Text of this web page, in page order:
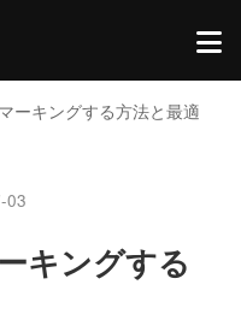
ーキングする方法と最適
03
キングする